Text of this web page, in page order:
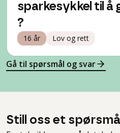
sparkesykkel til å
?
16 år Lov og rett
Gå til spørsmål og svar
Still oss et spørsmål